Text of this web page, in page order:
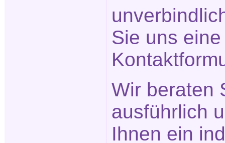
Sie uns
Wir beraten
ausführlich
Ihnen ein